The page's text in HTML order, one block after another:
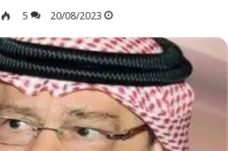
20/08/2023
5